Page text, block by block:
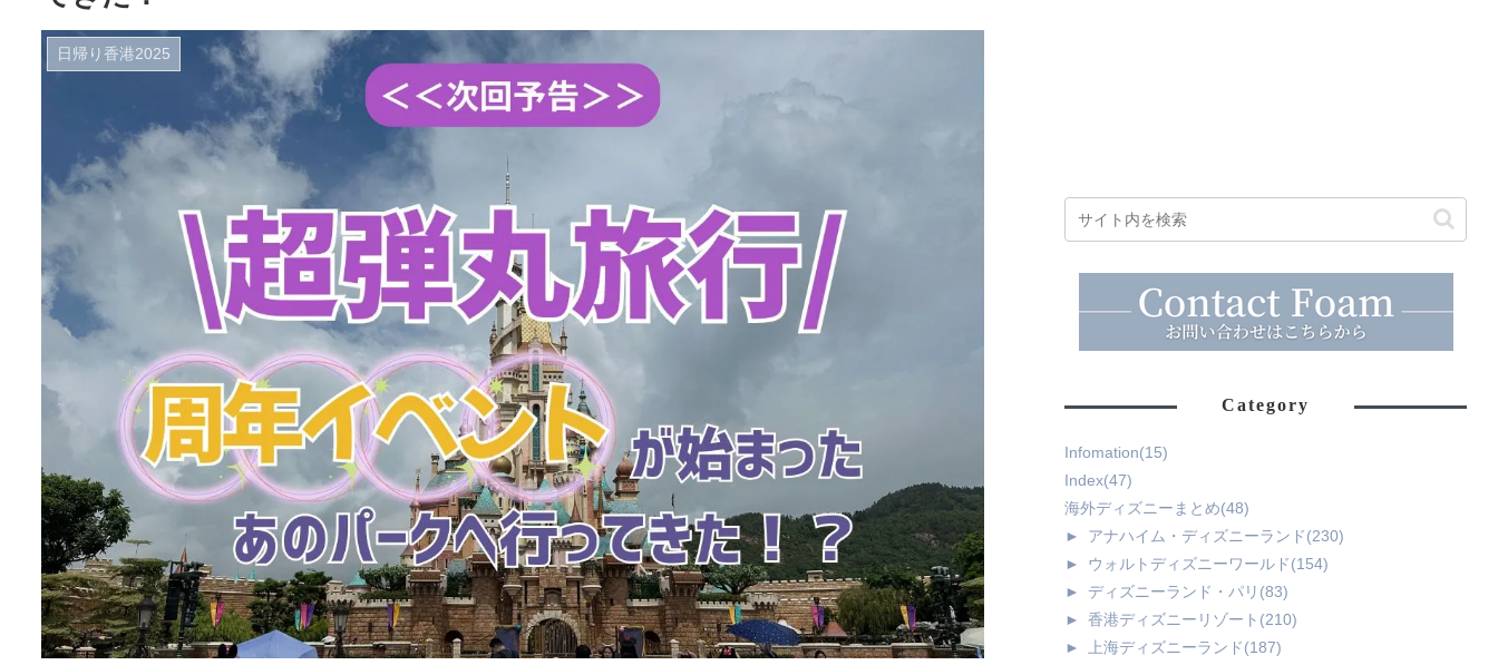
日帰り香港2025
Category
Infomation(15)
Index(47)
海外ディズニーまとめ(48)
►
アナハイム・ディズニーランド(230)
►
ウォルトディズニーワールド(154)
►
ディズニーランド・パリ (83)
►
香港ディズニーリゾート (210)
►
上海ディズニーランド(187)